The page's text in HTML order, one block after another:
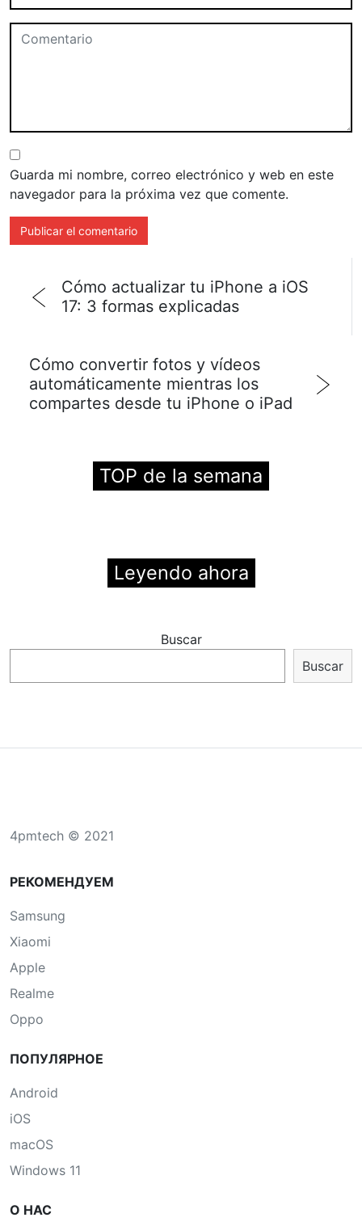
Guarda mi nombre, correo electrónico y web en este
navegador para la próxima vez que comente.
Cómo actualizar tu iPhone a iOS
17: 3 formas explicadas
Cómo convertir fotos y vídeos
automáticamente mientras los
compartes desde tu iPhone o iPad
TOP de la semana
Leyendo ahora
Buscar
Buscar
4pmtech © 2021
РЕКОМЕНДУЕМ
Samsung
Xiaomi
Apple
Realme
Oppo
ПОПУЛЯРНОЕ
Android
iOS
macOS
Windows 11
О НАС